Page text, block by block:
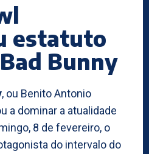
estatuto
Bunny
, ou Benito Antonio
a dominar a atualidade
8 de fevereiro, o
do intervalo do